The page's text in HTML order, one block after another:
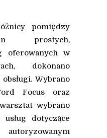
pomiędzy
prostych,
oferowanych w
dokonano
Wybrano
Focus oraz
wybrano
dotyczące